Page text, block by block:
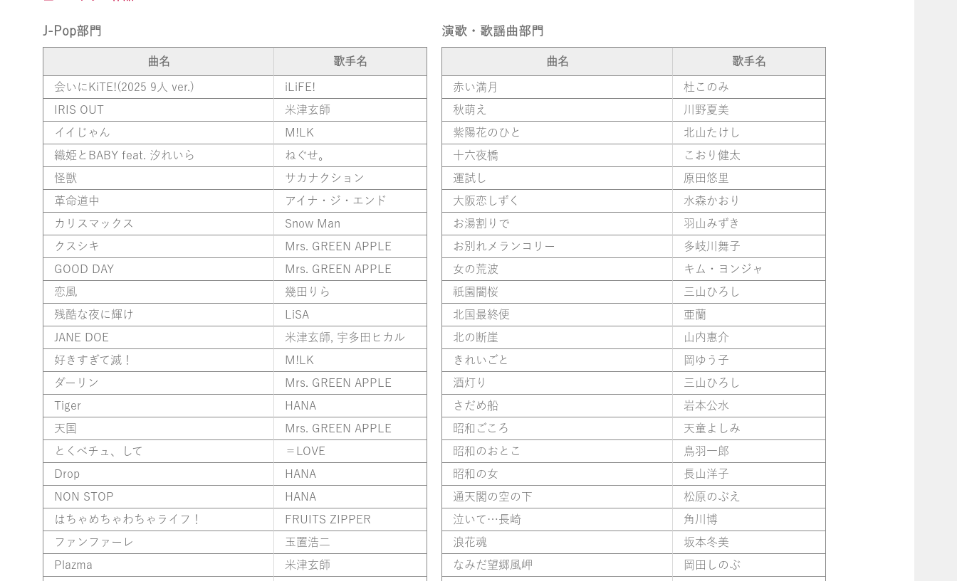
J-Pop部門
曲名 歌手名
会いにKiTE!(2025 9人 ver.)
iLiFE!
IRIS OUT
米津玄師
イイじゃん
M!LK
織姫とBABY feat. 汐れいら
ねぐせ。
怪獣
サカナクション
革命道中
アイナ・ジ・エンド
カリスマックス
Snow Man
クスシキ
Mrs. GREEN APPLE
GOOD DAY
Mrs. GREEN APPLE
恋風
幾田りら
残酷な夜に輝け
LiSA
JANE DOE
米津玄師, 宇多田ヒカル
好きすぎて滅！
M!LK
ダーリン
Mrs. GREEN APPLE
Tiger
HANA
天国
Mrs. GREEN APPLE
とくべチュ、して
＝LOVE
Drop
HANA
NON STOP
HANA
はちゃめちゃわちゃライフ！
FRUITS ZIPPER
ファンファーレ
玉置浩二
Plazma
米津玄師
演歌・歌謡曲部門
曲名 歌手名
赤い満月
杜このみ
秋萌え
川野夏美
紫陽花のひと
北山たけし
十六夜橋
こおり健太
運試し
原田悠里
大阪恋しずく
水森かおり
お湯割りで
羽山みずき
お別れメランコリー
多岐川舞子
女の荒波
キム・ヨンジャ
祇園闇桜
三山ひろし
北国最終便
亜蘭
北の断崖
山内惠介
きれいごと
岡ゆう子
酒灯り
三山ひろし
さだめ船
岩本公水
昭和ごころ
天童よしみ
昭和のおとこ
鳥羽一郎
昭和の女
長山洋子
通天閣の空の下
松原のぶえ
泣いて…長崎
角川博
浪花魂
坂本冬美
なみだ望郷風岬
岡田しのぶ